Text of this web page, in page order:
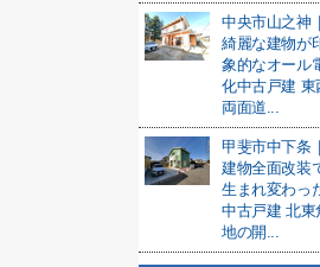
中央市山之神｜
綺麗な建物が
象的なオール
化中古戸建 東
両面道...
甲斐市中下条｜
建物全面改装
生まれ変わっ
中古戸建 北東
地の開...